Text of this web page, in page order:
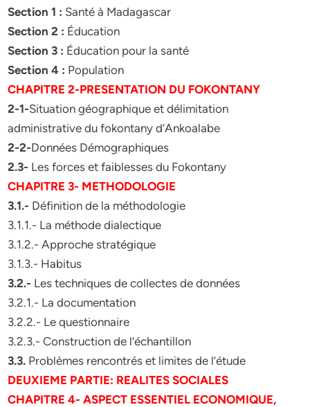
Section 1 : Santé à Madagascar
Section 2 : Éducation
Section 3 : Éducation pour la santé
Section 4 : Population
CHAPITRE 2-PRESENTATION DU FOKONTANY
2-1-Situation géographique et délimitation
administrative du fokontany d’Ankoalabe
2-2-Données Démographiques
2.3- Les forces et faiblesses du Fokontany
CHAPITRE 3- METHODOLOGIE
3.1.- Définition de la méthodologie
3.1.1.- La méthode dialectique
3.1.2.- Approche stratégique
3.1.3.- Habitus
3.2.- Les techniques de collectes de données
3.2.1.- La documentation
3.2.2.- Le questionnaire
3.2.3.- Construction de l’échantillon
3.3. Problèmes rencontrés et limites de l’étude
DEUXIEME PARTIE: REALITES SOCIALES
CHAPITRE 4- ASPECT ESSENTIEL ECONOMIQUE,